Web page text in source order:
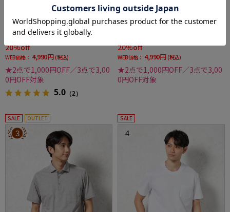
全4色
【アイポロシャツ】アイポロドライキューブ
ｘアイスライブボタンダウンカジュアルイン
ナー吸汗速乾抗菌加工ストレッチ形態安定春
価格： 6,259円 (税込)
20%off
WEB価格： 4,990円 (税込)
★2点で1,000円OFF／3点で3,00
0円OFF対象
5.0 （2）
【吸湿冷感】完全ノーアイロン半袖アイポロ
シャツカッタウェイ無地i-shirt春夏
20%off
WEB価格： 4,990円 (税込)
★2点で1,000円OFF／3点で3,00
0円OFF対象
SALE OUTLET
3
SALE
4